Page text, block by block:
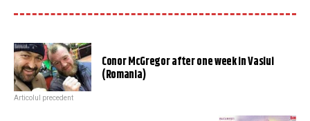
Conor McGregor after one week in Vaslui
(Romania)
Articolul precedent